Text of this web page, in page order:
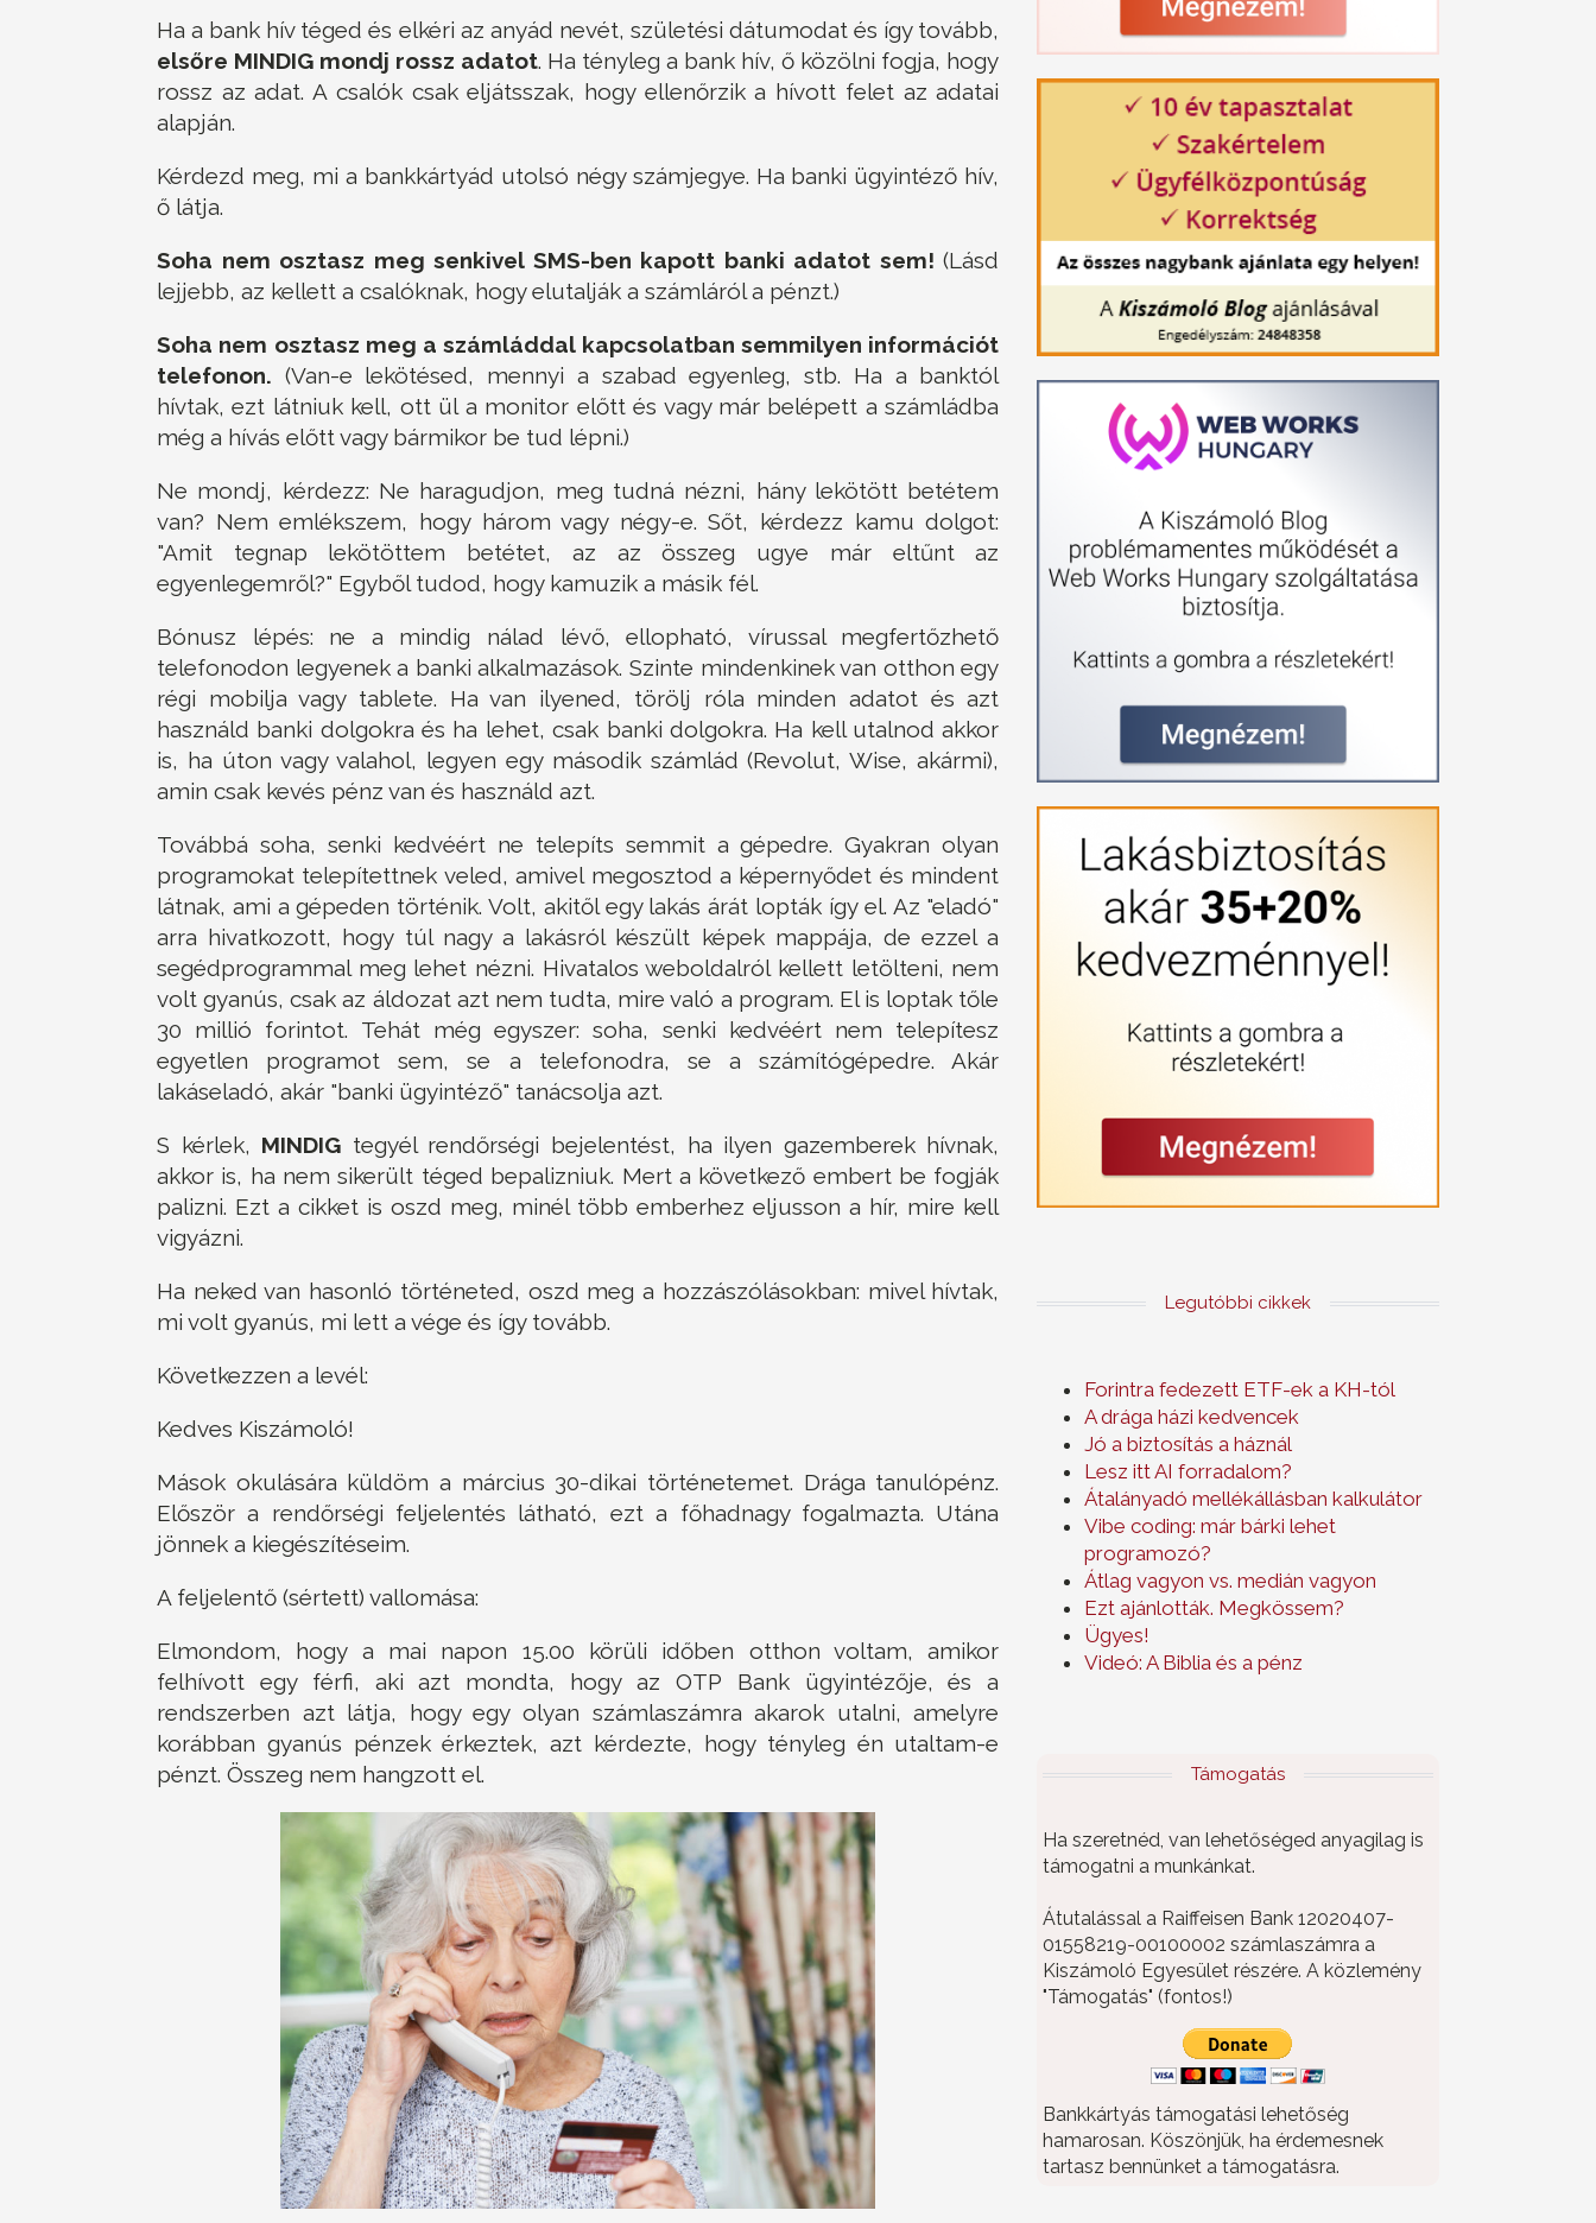
Ha a bank hív téged és elkéri az anyád nevét, születési dátumodat és így tovább,
elsőre MINDIG mondj rossz adatot. Ha tényleg a bank hív, ő közölni fogja, hogy
rossz az adat. A csalók csak eljátsszak, hogy ellenőrzik a hívott felet az adatai
alapján.
Kérdezd meg, mi a bankkártyád utolsó négy számjegye. Ha banki ügyintéző hív,
ő látja.
Soha nem osztasz meg senkivel SMS-ben kapott banki adatot sem!(Lásd
lejjebb, az kellett a csalóknak, hogy elutalják a számláról a pénzt.)
Soha nem osztasz meg a számláddal kapcsolatban semmilyen információt
telefonon. (Van-e lekötésed, mennyi a szabad egyenleg, stb. Ha a banktól
hívtak, ezt látniuk kell, ott ül a monitor előtt és vagy már belépett a számládba
még a hívás előtt vagy bármikor be tud lépni.)
Ne mondj, kérdezz: Ne haragudjon, meg tudná nézni, hány lekötött betétem
van? Nem emlékszem, hogy három vagy négy-e. Sőt, kérdezz kamu dolgot:
"Amit tegnap lekötöttem betétet, az az összeg ugye már eltűnt az
egyenlegemről?" Egyből tudod, hogy kamuzik a másik fél.
Bónusz lépés: ne a mindig nálad lévő, ellopható, vírussal megfertőzhető
telefonodon legyenek a banki alkalmazások. Szinte mindenkinek van otthon egy
régi mobilja vagy tablete. Ha van ilyened, törölj róla minden adatot és azt
használd banki dolgokra és ha lehet, csak banki dolgokra. Ha kell utalnod akkor
is, ha úton vagy valahol, legyen egy második számlád (Revolut, Wise, akármi),
amin csak kevés pénz van és használd azt.
Továbbá soha, senki kedvéért ne telepíts semmit a gépedre. Gyakran olyan
programokat telepítettnek veled, amivel megosztod a képernyődet és mindent
látnak, ami a gépeden történik. Volt, akitől egy lakás árát lopták így el. Az "eladó"
arra hivatkozott, hogy túl nagy a lakásról készült képek mappája, de ezzel a
segédprogrammal meg lehet nézni. Hivatalos weboldalról kellett letölteni, nem
volt gyanús, csak az áldozat azt nem tudta, mire való a program. El is loptak tőle
30 millió forintot. Tehát még egyszer: soha, senki kedvéért nem telepítesz
egyetlen programot sem, se a telefonodra, se a számítógépedre. Akár
lakáseladó, akár "banki ügyintéző" tanácsolja azt.
S kérlek, MINDIG tegyél rendőrségi bejelentést, ha ilyen gazemberek hívnak,
akkor is, ha nem sikerült téged bepalizniuk. Mert a következő embert be fogják
palizni. Ezt a cikket is oszd meg, minél több emberhez eljusson a hír, mire kell
vigyázni.
Ha neked van hasonló történeted, oszd meg a hozzászólásokban: mivel hívtak,
mi volt gyanús, mi lett a vége és így tovább.
Következzen a levél:
Kedves Kiszámoló!
Mások okulására küldöm a március 30-dikai történetemet. Drága tanulópénz.
Először a rendőrségi feljelentés látható, ezt a főhadnagy fogalmazta. Utána
jönnek a kiegészítéseim.
A feljelentő (sértett) vallomása:
Elmondom, hogy a mai napon 15.00 körüli időben otthon voltam, amikor
felhívott egy férfi, aki azt mondta, hogy az OTP Bank ügyintézője, és a
rendszerben azt látja, hogy egy olyan számlaszámra akarok utalni, amelyre
korábban gyanús pénzek érkeztek, azt kérdezte, hogy tényleg én utaltam-e
pénzt. Összeg nem hangzott el.
Legutóbbi cikkek
Forintra fedezett ETF-ek a KH-tól
A drága házi kedvencek
Jó a biztosítás a háznál
Lesz itt AI forradalom?
Átalányadó mellékállásban kalkulátor
Vibe coding: már bárki lehet
programozó?
Átlag vagyon vs. medián vagyon
Ezt ajánlották. Megkössem?
Ügyes!
Videó: A Biblia és a pénz
Támogatás
Ha szeretnéd, van lehetőséged anyagilag is
támogatni a munkánkat.
Átutalással a Raiffeisen Bank 12020407-
01558219-00100002 számlaszámra a
Kiszámoló Egyesület részére. A közlemény
"Támogatás" (fontos!)
Bankkártyás támogatási lehetőség
hamarosan. Köszönjük, ha érdemesnek
tartasz bennünket a támogatásra.